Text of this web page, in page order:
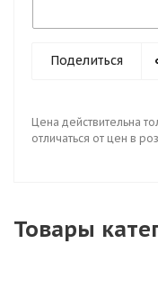
Поделиться
Цена действительна
отличаться от цен в
Товары